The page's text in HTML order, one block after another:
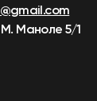
М. Маноле 5/1